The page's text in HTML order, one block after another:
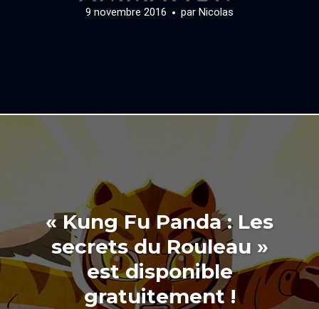
9 novembre 2016 par Nicolas
« Kung Fu Panda : Les
secrets du Rouleau »
est disponible
gratuitement !